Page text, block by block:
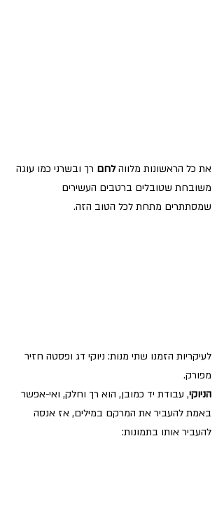
את כל הראשונות מלווה לחם רך ובשרני כמו עוגה
משובחת שטובלים ברטבים העשירים
שמסתתרים מתחת לכל הטוב הזה.
לעיקריות הזמנו שתי מנות: ניוקי דג ופסטה חזיר
מפורק.
הניוקי, עבודת יד כמובן, הוא רך וחלק, ואי-אפשר
באמת להעביר את המרקם במילים, אז אנסה
להעביר אותו בתמונות: